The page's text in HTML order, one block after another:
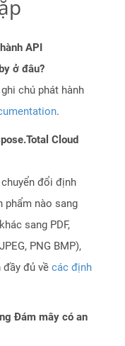
API
ở đâu?
chú phát hành
.
Cloud
đổi định
phẩm nào sang
sang PDF,
PNG BMP),
đầy đủ về các định
Đám mây có an